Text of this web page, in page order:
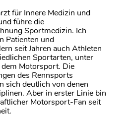
für Innere Medizin und
führe die
Sportmedizin. Ich
Patienten und
seit Jahren auch Athleten
Sportarten, unter
dem Motorsport. Die
des Rennsports
sich deutlich von denen
Aber in erster Linie bin
Motorsport-Fan seit